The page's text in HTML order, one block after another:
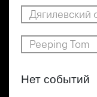
Дягилевский
Peeping Tom
Нет событий